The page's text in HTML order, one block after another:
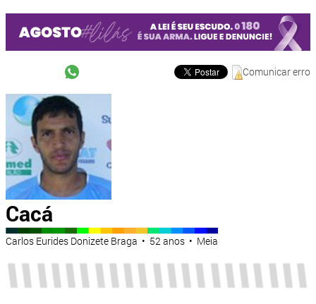
Comunicar erro
Cacá
Carlos Eurides Donizete Braga • 52 anos • Meia